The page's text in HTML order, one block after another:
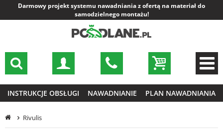
Darmowy projekt systemu nawadniania z ofertą na materiał do
samodzielnego montażu!
INSTRUKCJE OBSŁUGI NAWADNIANIE PLAN NAWADNIANIA
Rivulis